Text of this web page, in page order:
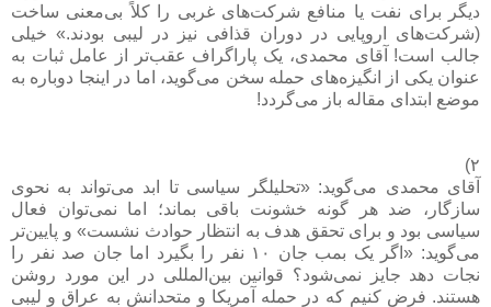
دیگر برای نفت یا منافع شرکت‌های غربی را کلاً بی‌معنی ساخت
(شرکت‌های اروپایی در دوران قذافی نیز در لیبی بودند.» خیلی
جالب است! آقای محمدی، یک پاراگراف عقب‌تر از عامل ثبات به
عنوان یکی از انگیزه‌های حمله سخن می‌گوید، اما در اینجا دوباره به
موضع ابتدای مقاله باز می‌گردد!
۲)
آقای محمدی می‌گوید: «تحلیلگر سیاسی تا ابد می‌تواند به نحوی
سازگار، ضد هر گونه خشونت باقی بماند؛ اما نمی‌توان فعال
سیاسی بود و برای تحقق هدف به انتظار حوادث نشست» و پایین‌تر
می‌گوید: «اگر یک بمب جان ۱۰ نفر را بگیرد اما جان صد نفر را
نجات دهد جایز نمی‌شود؟ قوانین بین‌المللی در این مورد روشن
هستند. فرض کنیم که در حمله آمریکا و متحدانش به عراق و لیبی